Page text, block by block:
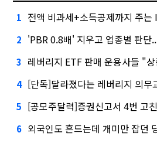
1 전액 비과세+소득공제까지 주는
2 'PBR 0.8배' 지우고 업종별 판단....정부가
3 레버리지 ETF 판매 운용사들 "상품성 낮춰 사
4 [단독]달라졌다는 레버리지 의무교육
5 [공모주달력]증권신고서 4번 고친 빅
6 외국인도 흔드는데 개미만 잡던 당국